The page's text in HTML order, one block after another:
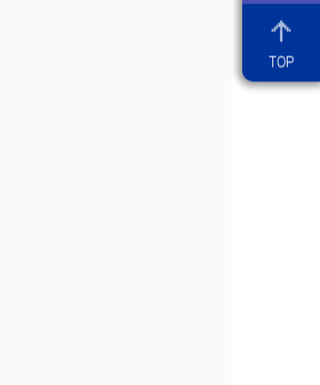
TOP